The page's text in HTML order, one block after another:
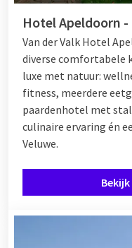
Hotel Apeldoorn
Van der Valk Hotel
diverse comfortabele
luxe met natuur:
fitness, meerdere
paardenhotel met
culinaire ervaring én
Veluwe.